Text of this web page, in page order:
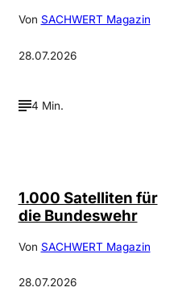
Von SACHWERT Magazin
28.07.2026
4 Min.
1.000 Satelliten für
die Bundeswehr
Von SACHWERT Magazin
28.07.2026